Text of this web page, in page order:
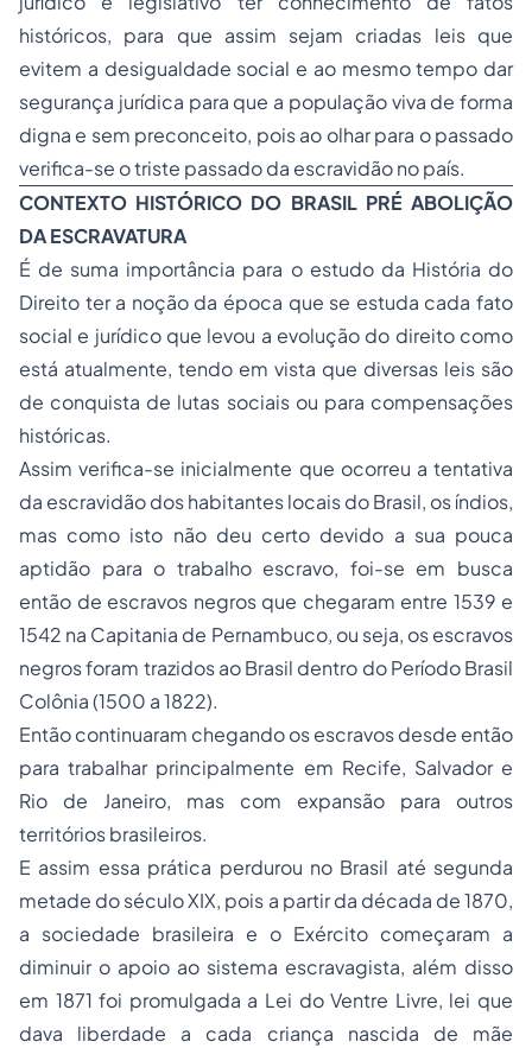
históricos, para que assim sejam criadas leis que
evitem a desigualdade social e ao mesmo tempo dar
segurança jurídica para que a população viva de forma
digna e sem preconceito, pois ao olhar para o passado
verifica-se o triste passado da escravidão no país.
CONTEXTO HISTÓRICO DO BRASIL PRÉ ABOLIÇÃO
DA ESCRAVATURA
É de suma importância para o estudo da História do
Direito ter a noção da época que se estuda cada fato
social e jurídico que levou a evolução do direito como
está atualmente, tendo em vista que diversas leis são
de conquista de lutas sociais ou para compensações
históricas.
Assim verifica-se inicialmente que ocorreu a tentativa
da escravidão dos habitantes locais do Brasil, os índios,
mas como isto não deu certo devido a sua pouca
aptidão para o trabalho escravo, foi-se em busca
então de escravos negros que chegaram entre 1539 e
1542 na Capitania de Pernambuco, ou seja, os escravos
negros foram trazidos ao Brasil dentro do Período Brasil
Colônia (1500 a 1822).
Então continuaram chegando os escravos desde então
para trabalhar principalmente em Recife, Salvador e
Rio de Janeiro, mas com expansão para outros
territórios brasileiros.
E assim essa prática perdurou no Brasil até segunda
metade do século XIX, pois a partir da década de 1870,
a sociedade brasileira e o Exército começaram a
diminuir o apoio ao sistema escravagista, além disso
em 1871 foi promulgada a Lei do Ventre Livre, lei que
dava liberdade a cada criança nascida de mãe